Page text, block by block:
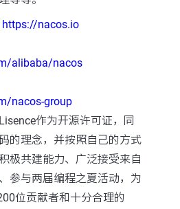
https://nacos.io
alibaba/nacos
nacos-group
作为开源许可证，同
的理念，并按照自己的方式
极共建能力、广泛接受来自
参与两届编程之夏活动，为
位贡献者和十分合理的